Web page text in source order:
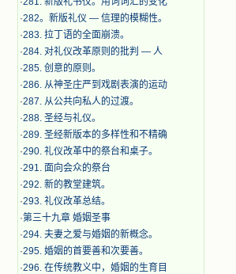
·282。新版礼仪 — 信理的模糊性。
·283. 拉丁语的全面崩溃。
·284. 对礼仪改革原则的批判 — 人
·285. 创意的原则。
·286. 从神圣庄严到戏剧表演的运动
·287. 从公共向私人的过渡。
·288. 圣经与礼仪。
·289. 圣经新版本的多样性和不精确
·290. 礼仪改革中的祭台和桌子。
·291. 面向会众的祭台
·292. 新的教堂建筑。
·293. 礼仪改革总结。
·第三十九章 婚姻圣事
·294. 夫妻之爱与婚姻的新概念。
·295. 婚姻的首要善和次要善。
·296. 在传统教义中，婚姻的生育目